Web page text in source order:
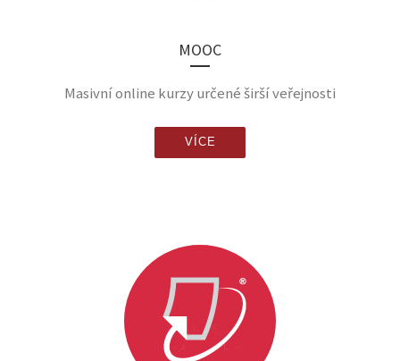
MOOC
Masivní online kurzy určené širší veřejnosti
VÍCE